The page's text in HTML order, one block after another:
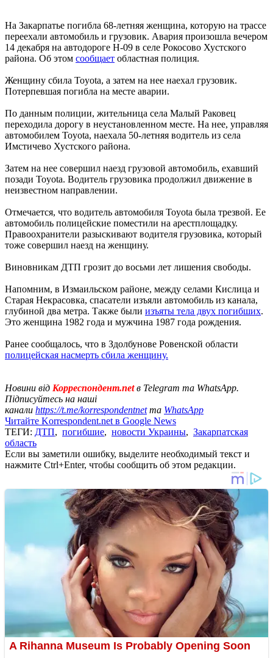
На Закарпатье погибла 68-летняя женщина, которую на трассе
переехали автомобиль и грузовик. Авария произошла вечером
14 декабря на автодороге Н-09 в селе Рокосово Хустского
района. Об этом сообщает областная полиция.
Женщину сбила Toyota, а затем на нее наехал грузовик.
Потерпевшая погибла на месте аварии.
По данным полиции, жительница села Малый Раковец
переходила дорогу в неустановленном месте. На нее, управляя
автомобилем Toyota, наехала 50-летняя водитель из села
Имстичево Хустского района.
Затем на нее совершил наезд грузовой автомобиль, ехавший
позади Toyota. Водитель грузовика продолжил движение в
неизвестном направлении.
Отмечается, что водитель автомобиля Toyota была трезвой. Ее
автомобиль полицейские поместили на арестплощадку.
Правоохранители разыскивают водителя грузовика, который
тоже совершил наезд на женщину.
Виновникам ДТП грозит до восьми лет лишения свободы.
Напомним, в Измаильском районе, между селами Кислица и
Старая Некрасовка, спасатели изъяли автомобиль из канала,
глубиной два метра. Также были изъяты тела двух погибших.
Это женщина 1982 года и мужчина 1987 года рождения.
Ранее сообщалось, что в Здолбунове Ровенской области
полицейская насмерть сбила женщину.
Новини від Корреспондент.netв Telegram та WhatsApp.
Підписуйтесь на наші
канали https://t.me/korrespondentnetта WhatsApp
Читайте Korrespondent.net в Google News
ТЕГИ: ДТП, погибшие, новости Украины, Закарпатская
область
Если вы заметили ошибку, выделите необходимый текст и
нажмите Ctrl+Enter, чтобы сообщить об этом редакции.